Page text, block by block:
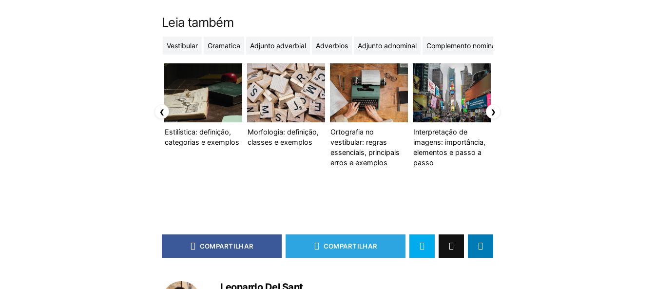
Leia também
Vestibular Gramatica Adjunto adverbial Adverbios Adjunto adnominal Complemento nominal
Estilística: definição,
categorias e exemplos
Morfologia: definição,
classes e exemplos
Ortografia no
vestibular: regras
essenciais, principais
erros e exemplos
Interpretação de
imagens: importância,
elementos e passo a
passo
❮ ❯
COMPARTILHAR COMPARTILHAR